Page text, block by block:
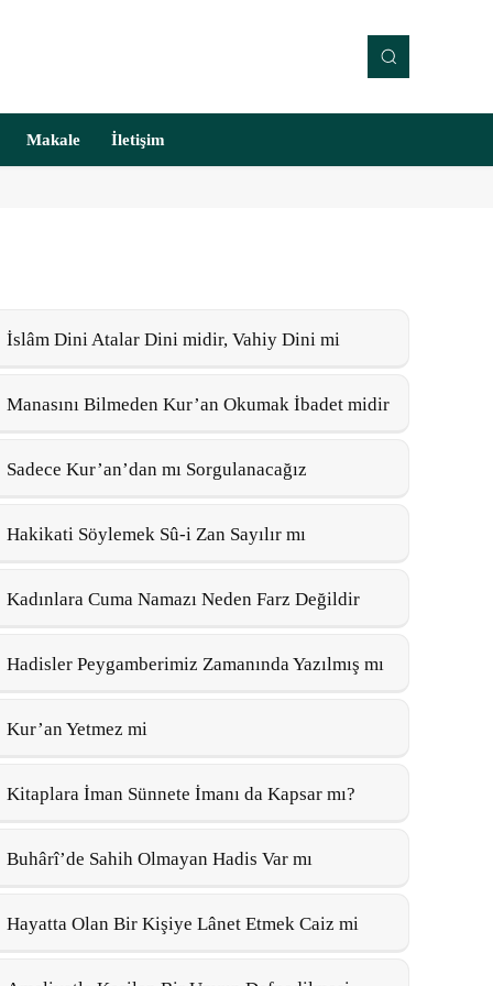
Makale İletişim
İslâm Dini Atalar Dini midir, Vahiy Dini mi
Manasını Bilmeden Kur’an Okumak İbadet midir
Sadece Kur’an’dan mı Sorgulanacağız
Hakikati Söylemek Sû-i Zan Sayılır mı
Kadınlara Cuma Namazı Neden Farz Değildir
Hadisler Peygamberimiz Zamanında Yazılmış mı
Kur’an Yetmez mi
Kitaplara İman Sünnete İmanı da Kapsar mı?
Buhârî’de Sahih Olmayan Hadis Var mı
Hayatta Olan Bir Kişiye Lânet Etmek Caiz mi